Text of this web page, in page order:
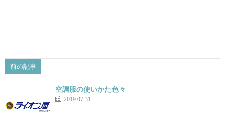
前の記事
空調服の使いかた色々
2019.07.31